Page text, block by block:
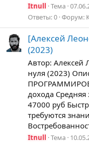
Itnull Тема
Ответы: 0 Форум:
[Алексей
(2023)
Автор: Алексей
нуля (2023)
дохода Средняя
47000 руб
требуются
Itnull Тема